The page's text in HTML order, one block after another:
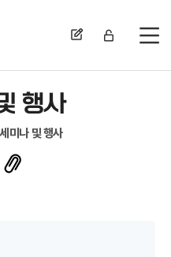
전
행사
세미나 및 행사